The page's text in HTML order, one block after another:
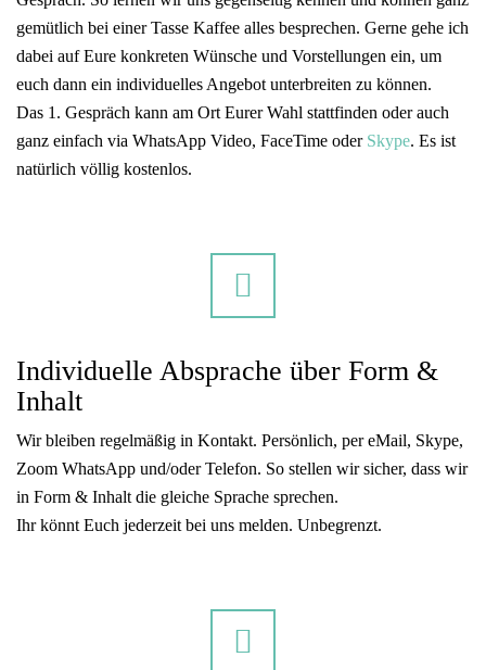
gemütlich bei einer Tasse Kaffee alles besprechen. Gerne gehe ich
dabei auf Eure konkreten Wünsche und Vorstellungen ein, um
euch dann ein individuelles Angebot unterbreiten zu können.
Das 1. Gespräch kann am Ort Eurer Wahl stattfinden oder auch
ganz einfach via WhatsApp Video, FaceTime oder Skype. Es ist
natürlich völlig kostenlos.
Individuelle Absprache über Form &
Inhalt
Wir bleiben regelmäßig in Kontakt. Persönlich, per eMail, Skype,
Zoom WhatsApp und/oder Telefon. So stellen wir sicher, dass wir
in Form & Inhalt die gleiche Sprache sprechen.
Ihr könnt Euch jederzeit bei uns melden. Unbegrenzt.